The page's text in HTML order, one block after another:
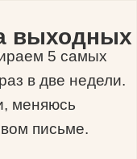
выходных
5 самых
в две недели.
меняюсь
письме.